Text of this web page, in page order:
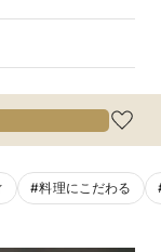
#料理にこだわる